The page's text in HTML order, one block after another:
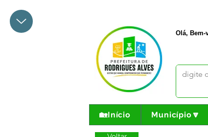
Olá,
🏡Início Município🔽